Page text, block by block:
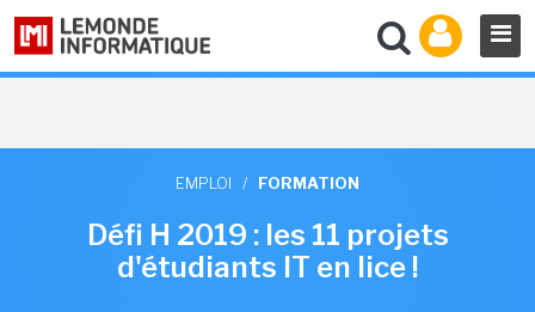
EMPLOI / FORMATION
Défi H 2019 : les 11 projets
d'étudiants IT en lice !